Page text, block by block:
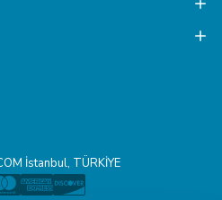
İstanbul, TÜRKİYE